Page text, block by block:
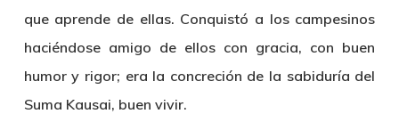
que aprende de ellas. Conquistó a los campesinos
haciéndose amigo de ellos con gracia, con buen
humor y rigor; era la concreción de la sabiduría del
Suma Kausai, buen vivir.